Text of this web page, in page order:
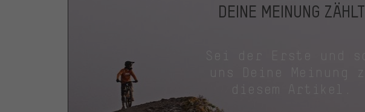
DEINE MEINUNG ZÄHLT
diesem Artikel.